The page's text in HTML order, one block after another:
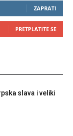
ZAPRATI
PRETPLATITE SE
slava i veliki